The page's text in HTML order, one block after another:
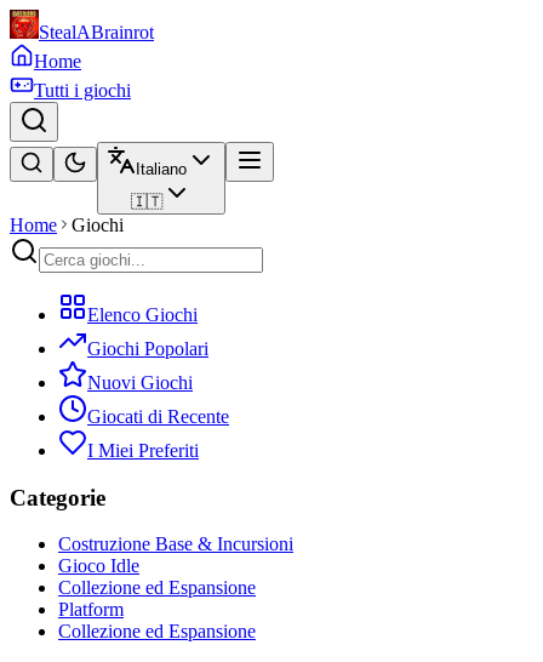
StealABrainrot
Home
Tutti i giochi
Italiano
🇮🇹
Home Giochi
Elenco Giochi
Giochi Popolari
Nuovi Giochi
Giocati di Recente
I Miei Preferiti
Categorie
Costruzione Base & Incursioni
Gioco Idle
Collezione ed Espansione
Platform
Collezione ed Espansione